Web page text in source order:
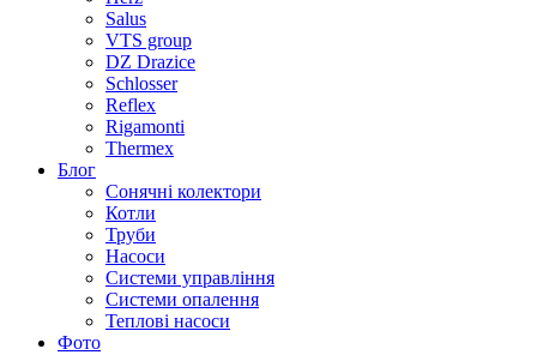
Salus
VTS group
DZ Drazice
Schlosser
Reflex
Rigamonti
Thermex
Блог
Сонячні колектори
Котли
Труби
Насоси
Системи управління
Системи опалення
Теплові насоси
Фото